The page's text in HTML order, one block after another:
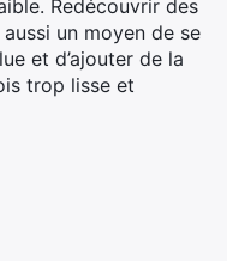
Redécouvrir des
aussi un moyen de se
et d’ajouter de la
trop lisse et